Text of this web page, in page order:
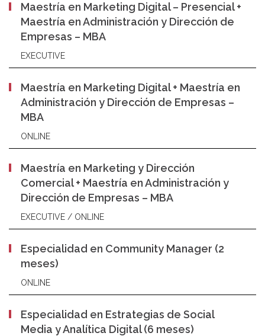
Maestría en Marketing Digital – Presencial +
Maestría en Administración y Dirección de
Empresas – MBA
EXECUTIVE
Maestría en Marketing Digital + Maestría en
Administración y Dirección de Empresas –
MBA
ONLINE
Maestría en Marketing y Dirección
Comercial + Maestría en Administración y
Dirección de Empresas – MBA
EXECUTIVE / ONLINE
Especialidad en Community Manager (2
meses)
ONLINE
Especialidad en Estrategias de Social
Media y Analítica Digital (6 meses)